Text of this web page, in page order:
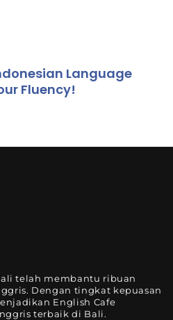
Language
Fluency!
telah membantu ribuan
Dengan tingkat kepuasan
English Cafe
terbaik di Bali.